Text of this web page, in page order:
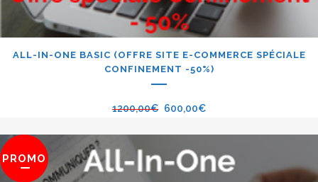
ALL-IN-ONE BASIC (OFFRE SITE E-COMMERCE SPÉCIALE
CONFINEMENT -50%)
1200,00€ 600,00€
PROMO